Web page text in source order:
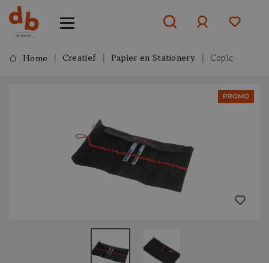
Home Creatief Papier en Stationery Copic
PROMO